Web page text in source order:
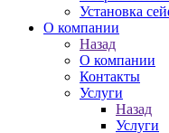
Установка
О компании
Назад
О компании
Контакты
Услуги
Назад
Услуги